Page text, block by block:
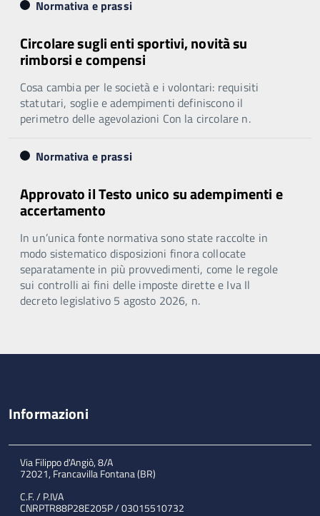
Normativa e prassi
Circolare sugli enti sportivi, novità su
rimborsi e compensi
Cosa cambia per le società e i volontari: requisiti
statutari, soglie e adempimenti definiscono il
perimetro delle agevolazioni Con la circolare n.
Normativa e prassi
Approvato il Testo unico su adempimenti e
accertamento
In un’unica fonte normativa sono state raccolte in
modo sistematico disposizioni finora collocate
separatamente in più provvedimenti, come le regole
sui controlli ai fini delle imposte dirette e Iva Il
decreto legislativo 5 agosto 2026, n.
Informazioni
Via Filippo d'Angiò, 8/A
72021, Francavilla Fontana (BR)
C.F. / P.IVA
CNRPTR88P28E205P / 03015510732